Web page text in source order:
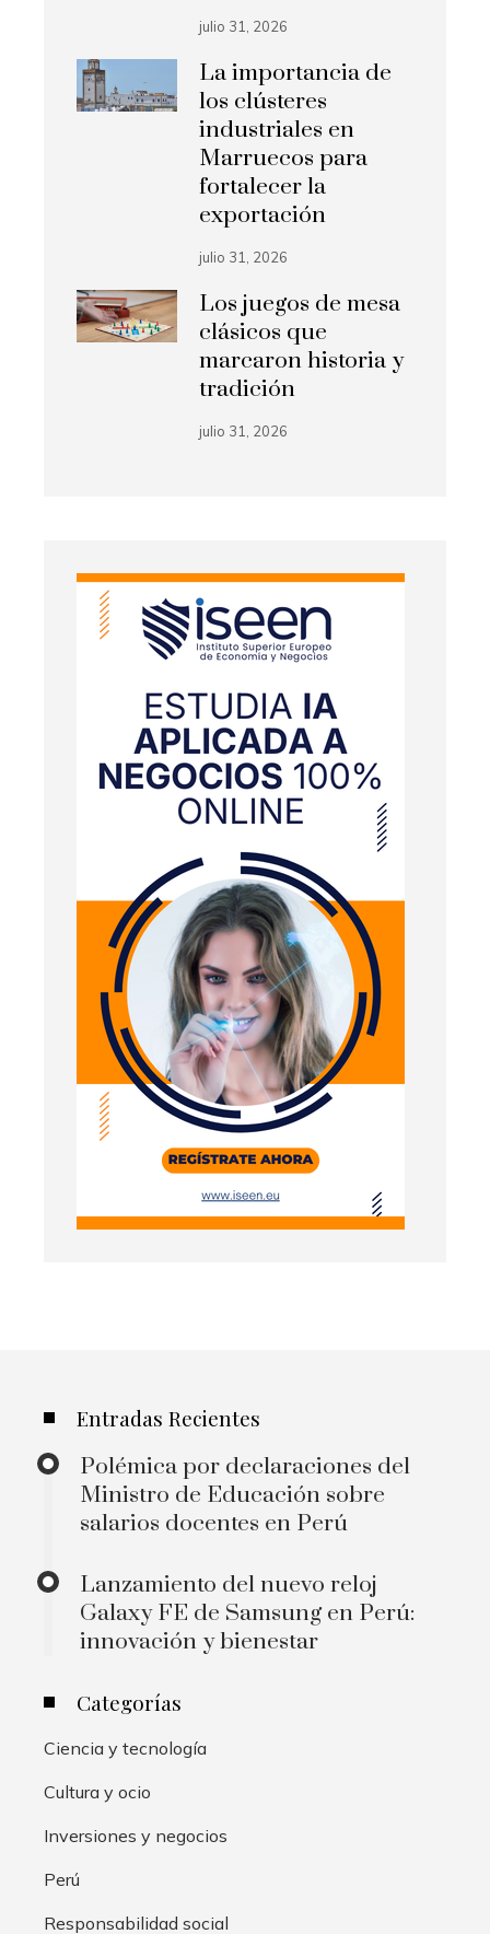
julio 31, 2026
La importancia de
los clústeres
industriales en
Marruecos para
fortalecer la
exportación
julio 31, 2026
Los juegos de mesa
clásicos que
marcaron historia y
tradición
julio 31, 2026
Entradas Recientes
Polémica por declaraciones del
Ministro de Educación sobre
salarios docentes en Perú
Lanzamiento del nuevo reloj
Galaxy FE de Samsung en Perú:
innovación y bienestar
Categorías
Ciencia y tecnología
Cultura y ocio
Inversiones y negocios
Perú
Responsabilidad social